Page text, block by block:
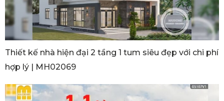
Thiết kế nhà hiện đại 2 tầng 1 tum siêu đẹp với chi phí
hợp lý | MH02069